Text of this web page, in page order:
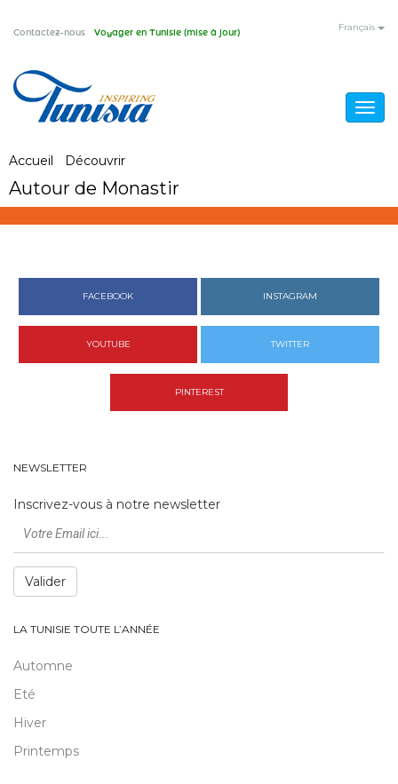
Aller
principal
Français
Contactez-nous Voyager en Tunisie (mise à jour)
Vous
êtes
ici
Accueil Découvrir
Autour de Monastir
FACEBOOK INSTAGRAM
YOUTUBE TWITTER
PINTEREST
NEWSLETTER
Inscrivez-vous à notre newsletter
Valider
LA TUNISIE TOUTE L’ANNÉE
Automne
Eté
Hiver
Printemps